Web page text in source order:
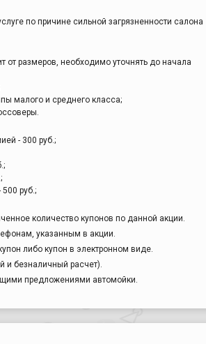
по причине сильной загрязненности салона
от размеров, необходимо уточнять до начала
малого и среднего класса;
- 300 руб.;
руб.;
количество купонов по данной акции.
указанным в акции.
либо купон в электронном виде.
и безналичный расчет).
предложениями автомойки.